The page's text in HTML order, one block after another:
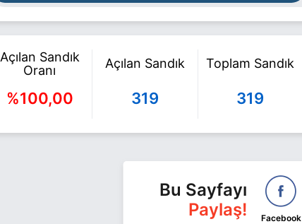
Açılan Sandık
Oranı
%100,00
Açılan Sandık
319
Toplam Sandık
319
Bu Sayfayı
Paylaş!
Facebook